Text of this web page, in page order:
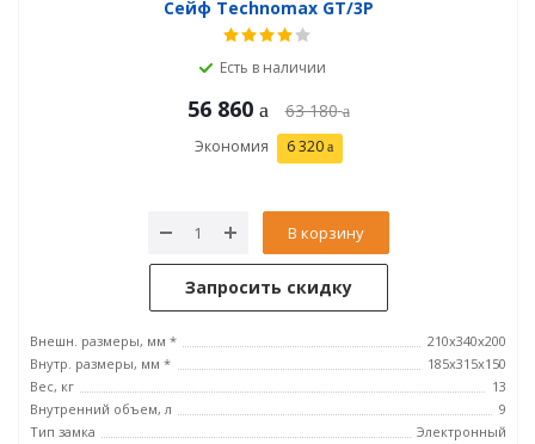
Сейф Technomax GT/3P
Есть в наличии
56 860 63 180
Экономия 6 320
В корзину
Запросить скидку
Внешн. размеры, мм *
210x340x200
Внутр. размеры, мм *
185х315х150
Вес, кг
13
Внутренний объем, л
9
Тип замка
Электронный